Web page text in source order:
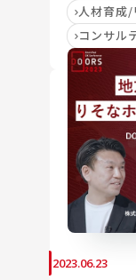
人材育成/
コンサル
2023.06.23